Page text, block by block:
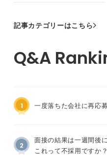
記事カテゴリーはこちら
1 一度落ちた会社に再応
2
面接の結果は一週間後
これって不採用ですか？